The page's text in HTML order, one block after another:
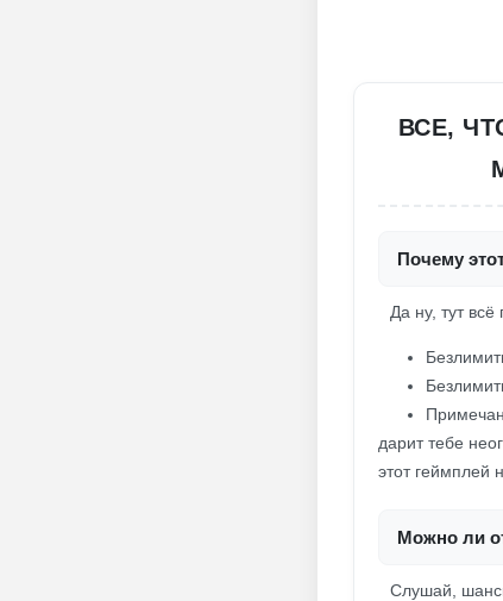
ВСЕ,
Почему
Да ну, тут
дарит тебе
этот геймплей
Можно ли
Слушай,